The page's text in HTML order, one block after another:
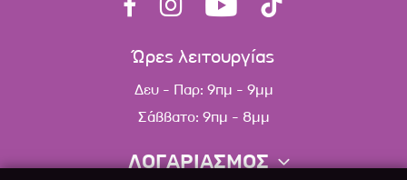
Ώρες λειτουργίας
Δευ - Παρ: 9πμ - 9μμ
Σάββατο: 9πμ - 8μμ
ΛΟΓΑΡΙΑΣΜΟΣ